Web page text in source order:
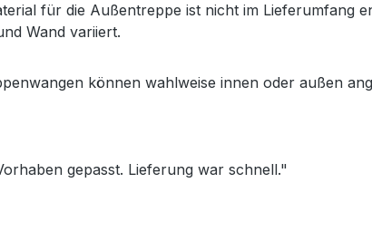
für die Außentreppe ist nicht im Lieferumfang
Wand variiert.
können wahlweise innen oder außen
gepasst. Lieferung war schnell."